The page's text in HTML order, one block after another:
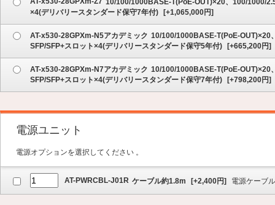
10/100/1000BASE-T(PoE-OUT)×20、100/1000/
×4(デリバリースタンダード保守7年付)
[+1,065,000円]
AT-x530-28GPXm-N5アカデミック 10/100/1000BASE-T(PoE-OUT)×20
SFP/SFP+スロット×4(デリバリースタンダード保守5年付)
[+665,200円]
AT-x530-28GPXm-N7アカデミック 10/100/1000BASE-T(PoE-OUT)×20
SFP/SFP+スロット×4(デリバリースタンダード保守7年付)
[+798,200円]
電源ユニット
電源オプションを選択してください 。
AT-PWRCBL-J01R ケーブル約1.8m [+2,400円] 電源ケーブ